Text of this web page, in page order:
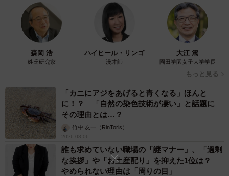
森岡 浩
姓氏研究家
ハイヒール・リンゴ
漫才師
大江 篤
園田学園女子大学学長
もっと見る
「カニにアジをあげると青くなる」ほんと
に！？ 「自然の染色技術が凄い」と話題に
その理由とは…？
竹中 友一（RinToris）
2026.08.06
誰も求めていない職場の「謎マナー」、「過剰
な挨拶」や「お土産配り」を抑えた1位は？
やめられない理由は「周りの目」